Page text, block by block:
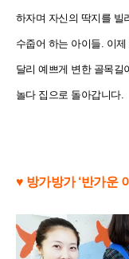
하자며 자신의 딱지를 빌
수줍어 하는 아이들. 이
달리 예쁘게 변한 골목길
놀다 집으로 돌아갑니다.
♥ 방가방가 ‘반가운